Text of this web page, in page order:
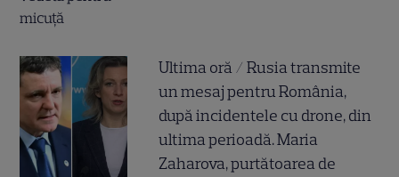
Ultima oră / Rusia transmite
un mesaj pentru România,
după incidentele cu drone, din
ultima perioadă. Maria
Zaharova, purtătoarea de